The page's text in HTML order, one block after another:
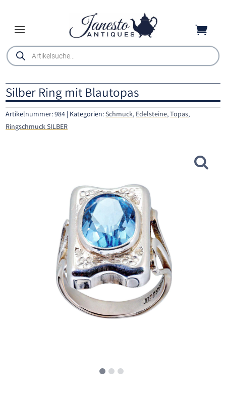

Products
search
Silber Ring mit Blautopas
Artikelnummer:984 Kategorien:Schmuck, Edelsteine,Topas,
Ringschmuck SILBER